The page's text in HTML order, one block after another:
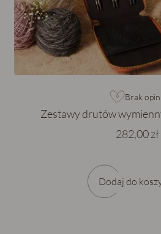
Brak
Zestawy drutów
282,00 zł
Dodaj do